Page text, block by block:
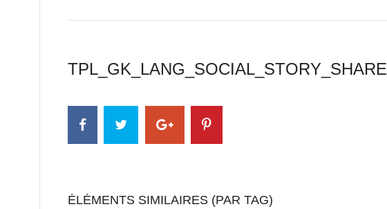
TPL_GK_LANG_SOCIAL_STORY_SHARE
ÉLÉMENTS SIMILAIRES (PAR TAG)